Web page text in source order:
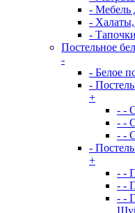
- Мебель
-
-
Постельное
-
- Белое
-
+
- -
- -
- -
-
+
- -
- -
- -